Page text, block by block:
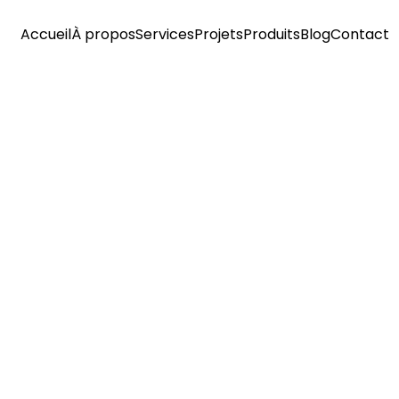
AccueilÀ proposServicesProjetsProduitsBlogContact